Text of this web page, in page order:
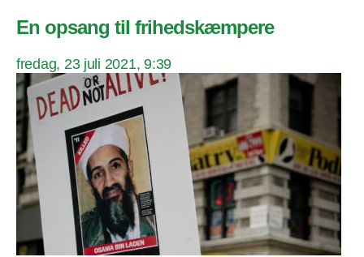
En opsang til frihedskæmpere
fredag, 23 juli 2021, 9:39